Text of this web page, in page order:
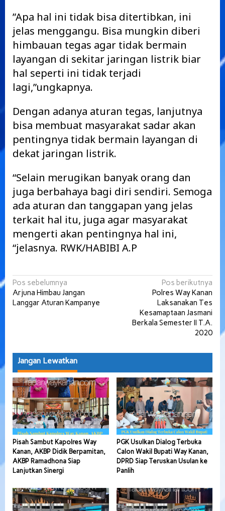
”Apa hal ini tidak bisa ditertibkan, ini
jelas menggangu. Bisa mungkin diberi
himbauan tegas agar tidak bermain
layangan di sekitar jaringan listrik biar
hal seperti ini tidak terjadi
lagi,”ungkapnya.
Dengan adanya aturan tegas, lanjutnya
bisa membuat masyarakat sadar akan
pentingnya tidak bermain layangan di
dekat jaringan listrik.
“Selain merugikan banyak orang dan
juga berbahaya bagi diri sendiri. Semoga
ada aturan dan tanggapan yang jelas
terkait hal itu, juga agar masyarakat
mengerti akan pentingnya hal ini,
“jelasnya. RWK/HABIBI A.P
Navigasi
pos
Pos sebelumnya
Arjuna Himbau Jangan
Langgar Aturan Kampanye
Pos berikutnya
Polres Way Kanan
Laksanakan Tes
Kesamaptaan Jasmani
Berkala Semester II T.A.
2020
Jangan Lewatkan
Pisah Sambut Kapolres Way
Kanan, AKBP Didik Berpamitan,
AKBP Ramadhona Siap
Lanjutkan Sinergi
PGK Usulkan Dialog Terbuka
Calon Wakil Bupati Way Kanan,
DPRD Siap Teruskan Usulan ke
Panlih